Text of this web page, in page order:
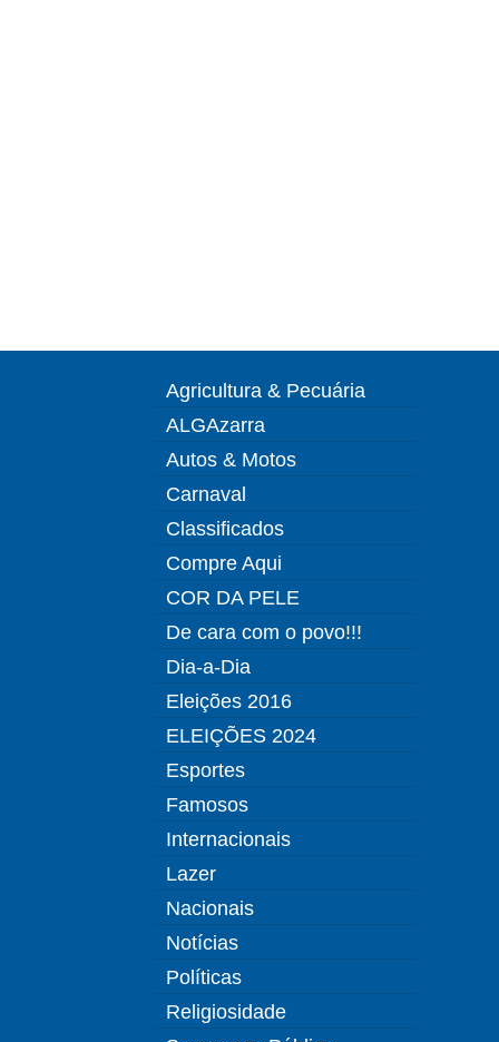
Agricultura & Pecuária
ALGAzarra
Autos & Motos
Carnaval
Classificados
Compre Aqui
COR DA PELE
De cara com o povo!!!
Dia-a-Dia
Eleições 2016
ELEIÇÕES 2024
Esportes
Famosos
Internacionais
Lazer
Nacionais
Notícias
Políticas
Religiosidade